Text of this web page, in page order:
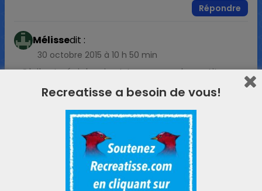
Répondre
Mélissedit :
30 octobre 2015 à 10 h 50 min
Oh il est génial ce jeu ! Je sens que les petites
pelles et les pâtes vont faire fureur !!
1 novembre 2015 à 15 h 45 min
bonjour, tout d’abord merci pour tous les
documents de qualité que vous partagez
Recreatisse a besoin de vous!